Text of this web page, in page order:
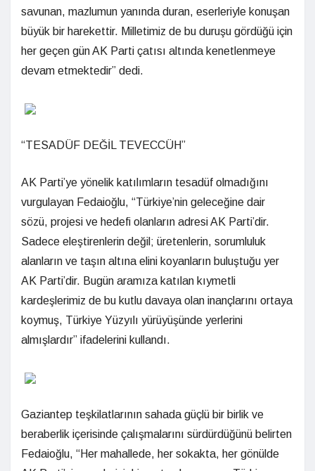
savunan, mazlumun yanında duran, eserleriyle konuşan
büyük bir harekettir. Milletimiz de bu duruşu gördüğü için
her geçen gün AK Parti çatısı altında kenetlenmeye
devam etmektedir” dedi.
“TESADÜF DEĞİL TEVECCÜH”
AK Parti’ye yönelik katılımların tesadüf olmadığını
vurgulayan Fedaioğlu, “Türkiye’nin geleceğine dair
sözü, projesi ve hedefi olanların adresi AK Parti’dir.
Sadece eleştirenlerin değil; üretenlerin, sorumluluk
alanların ve taşın altına elini koyanların buluştuğu yer
AK Parti’dir. Bugün aramıza katılan kıymetli
kardeşlerimiz de bu kutlu davaya olan inançlarını ortaya
koymuş, Türkiye Yüzyılı yürüyüşünde yerlerini
almışlardır” ifadelerini kullandı.
Gaziantep teşkilatlarının sahada güçlü bir birlik ve
beraberlik içerisinde çalışmalarını sürdürdüğünü belirten
Fedaioğlu, “Her mahallede, her sokakta, her gönülde